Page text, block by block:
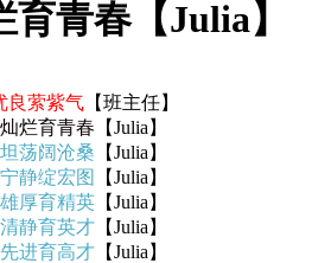
青春【Julia】
良萦紫气【班主任】
烂育青春 【Julia】
荡阔沧桑 【Julia】
静绽宏图
【Julia】
厚育精英 【Julia】
静育英才 【Julia】
进育高才 【Julia】